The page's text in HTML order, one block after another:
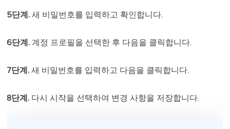
5단계. 새 비밀번호를 입력하고 확인합니다.
6단계. 계정 프로필을 선택한 후 다음을 클릭합니다.
7단계. 새 비밀번호를 입력하고 다음을 클릭합니다.
8단계. 다시 시작을 선택하여 변경 사항을 저장합니다.